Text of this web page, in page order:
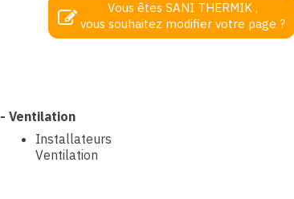
Vous êtes SANI THERMIK ,
vous souhaitez modifier votre page ?
- Ventilation
Installateurs
Ventilation